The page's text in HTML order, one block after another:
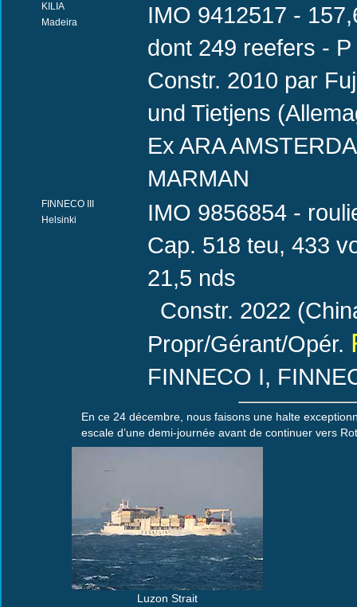
KILIA
Madeira
IMO 9412517 -
dont 249 reefers -
Constr. 2010 par
und Tietjens
Ex ARA
MARMAN
FINNECO III
Helsinki
IMO 9856854 -
Cap. 518 teu, 433
21,5 nds
Constr. 2022
Propr/Gérant/Opér.
FINNECO I,
En ce 24 décembre, nous faisons une halte
escale d’une demi-journée avant de continuer vers
Luzon Strait